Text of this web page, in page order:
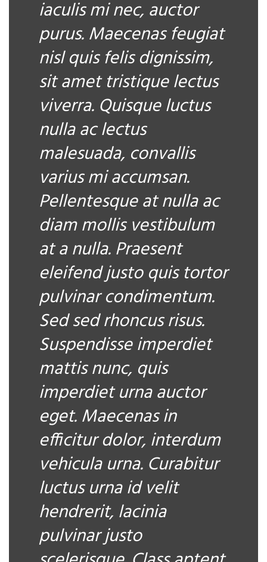
iaculis mi nec, auctor
purus. Maecenas feugiat
nisl quis felis dignissim,
sit amet tristique lectus
viverra. Quisque luctus
nulla ac lectus
malesuada, convallis
varius mi accumsan.
Pellentesque at nulla ac
diam mollis vestibulum
at a nulla. Praesent
eleifend justo quis tortor
pulvinar condimentum.
Sed sed rhoncus risus.
Suspendisse imperdiet
mattis nunc, quis
imperdiet urna auctor
eget. Maecenas in
efficitur dolor, interdum
vehicula urna. Curabitur
luctus urna id velit
hendrerit, lacinia
pulvinar justo